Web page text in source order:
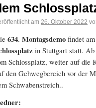
am 26. Oktober 2022
634. Montagsdemo findet am
in Stuttgart statt.
Schlossplatz, weiter auf die
den Gehwegbereich vor der
Schwabenstreich..